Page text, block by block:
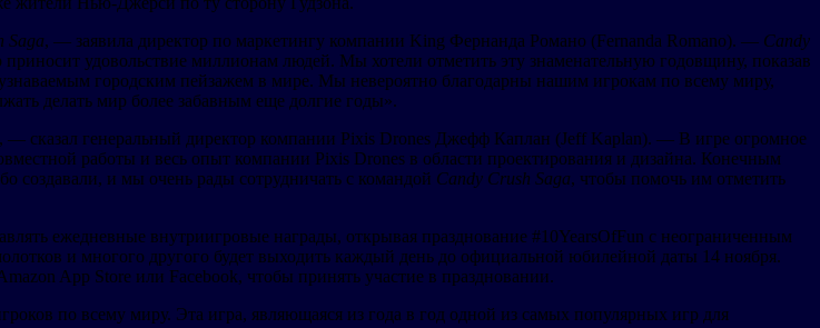
Saga, — заявила директор по маркетингу компании King Фернанда Романо (Fernanda Romano). — Candy
удовольствие миллионам людей. Мы хотели отметить эту знаменательную годовщину, показав
городским пейзажем в мире. Мы невероятно благодарны нашим игрокам по всему миру,
делать мир более забавным еще долгие годы».
сказал генеральный директор компании Pixis Drones Джефф Каплан (Jeff Kaplan). — В игре огромное
работы и весь опыт компании Pixis Drones в области проектирования и дизайна. Конечным
создавали, и мы очень рады сотрудничать с командой Candy Crush Saga, чтобы помочь им отметить
ежедневные внутриигровые награды, открывая празднование #10YearsOfFun с неограниченным
и многого другого будет выходить каждый день до официальной юбилейной даты 14 ноября.
App Store или Facebook, чтобы принять участие в праздновании.
по всему миру. Эта игра, являющаяся из года в год одной из самых популярных игр для